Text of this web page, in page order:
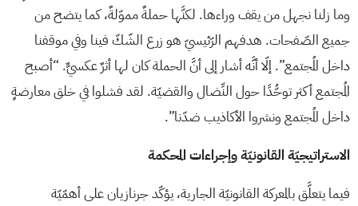
وما زلنا نجهل من يقف وراءها. لكنَّها حملةٌ مموّلةٌ، كما يتضح من
جميع الصّفحات. هدفهم الرّئيسيّ هو زرع الشّكّ فينا وفي موقفنا
داخل المُجتمع”. إلّا أنَّه أشار إلى أنَّ الحملة كان لها أثرٌ عكسيٌّ. “أصبح
المُجتمع أكثر توحُّدًا حول النِّضال والقضيّة. لقد فشلوا في خلق معارضةٍ
داخل المُجتمع ونشروا الأكاذيب ضدّنا”.
الاستراتيجيّة القانونيّة وإجراءات المحكمة
فيما يتعلَّق بالمعركة القانونيّة الجارية، يؤكّد جرنازيان على أهمّيّة